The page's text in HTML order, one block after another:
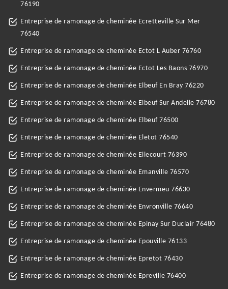
76190
Entreprise de ramonage de cheminée Ecretteville Sur Mer
76540
Entreprise de ramonage de cheminée Ectot L Auber 76760
Entreprise de ramonage de cheminée Ectot Les Baons 76970
Entreprise de ramonage de cheminée Elbeuf En Bray 76220
Entreprise de ramonage de cheminée Elbeuf Sur Andelle 76780
Entreprise de ramonage de cheminée Elbeuf 76500
Entreprise de ramonage de cheminée Eletot 76540
Entreprise de ramonage de cheminée Ellecourt 76390
Entreprise de ramonage de cheminée Emanville 76570
Entreprise de ramonage de cheminée Envermeu 76630
Entreprise de ramonage de cheminée Envronville 76640
Entreprise de ramonage de cheminée Epinay Sur Duclair 76480
Entreprise de ramonage de cheminée Epouville 76133
Entreprise de ramonage de cheminée Epretot 76430
Entreprise de ramonage de cheminée Epreville 76400